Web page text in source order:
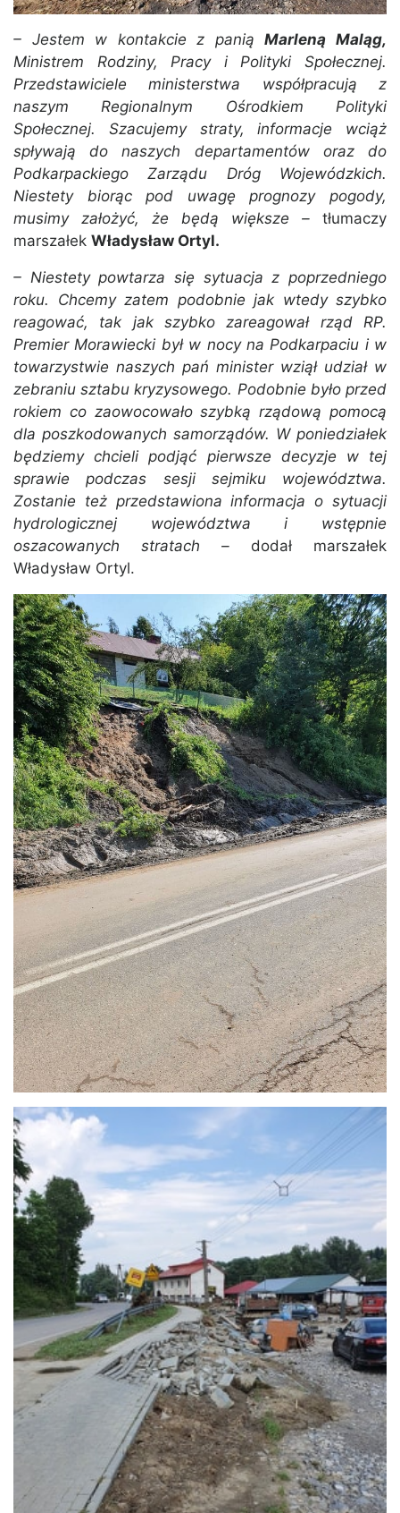
– Jestem w kontakcie z paniąMarleną Maląg,
Ministrem Rodziny, Pracy i Polityki Społecznej.
Przedstawiciele ministerstwa współpracują z
naszym Regionalnym Ośrodkiem Polityki
Społecznej. Szacujemy straty, informacje wciąż
spływają do naszych departamentów oraz do
Podkarpackiego Zarządu Dróg Wojewódzkich.
Niestety biorąc pod uwagę prognozy pogody,
musimy założyć, że będą większe – tłumaczy
marszałek Władysław Ortyl.
– Niestety powtarza się sytuacja z poprzedniego
roku. Chcemy zatem podobnie jak wtedy szybko
reagować, tak jak szybko zareagował rząd RP.
Premier Morawiecki był w nocy na Podkarpaciu i w
towarzystwie naszych pań minister wziął udział w
zebraniu sztabu kryzysowego. Podobnie było przed
rokiem co zaowocowało szybką rządową pomocą
dla poszkodowanych samorządów. W poniedziałek
będziemy chcieli podjąć pierwsze decyzje w tej
sprawie podczas sesji sejmiku województwa.
Zostanie też przedstawiona informacja o sytuacji
hydrologicznej województwa i wstępnie
oszacowanych stratach – dodał marszałek
Władysław Ortyl.